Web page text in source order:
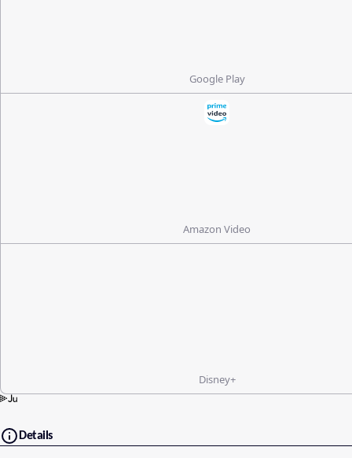
Google Play
Amazon Video
Disney+
Details